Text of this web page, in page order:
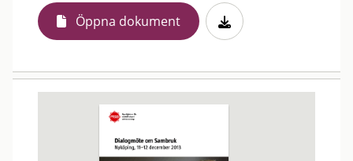
Öppna dokument